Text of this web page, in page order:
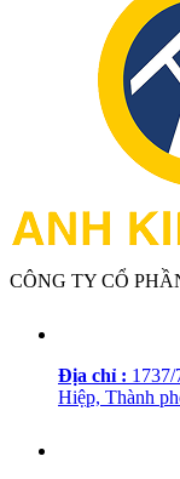
CÔNG TY CỔ
Địa chỉ :
Hiệp, Thành